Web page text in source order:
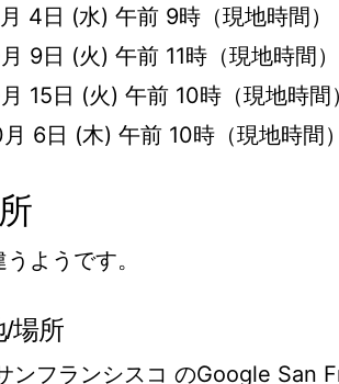
4日 (水) 午前 9時（現地時間）
9日 (火) 午前 11時（現地時間）
15日 (火) 午前 10時（現地時間）
6日 (木) 午前 10時（現地時間）
ようです。
場所
ンフランシスコ のGoogle San